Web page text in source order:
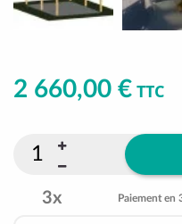
2 660,00 € TTC
3x Paiement en